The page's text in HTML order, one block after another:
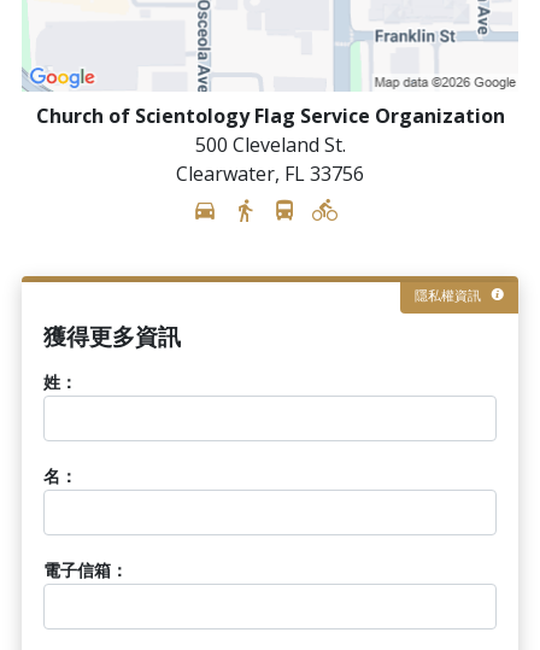
Church of Scientology Flag Service Organization
500 Cleveland St.
Clearwater, FL33756
隱私權資訊
獲得更多資訊
姓：
名：
電子信箱：